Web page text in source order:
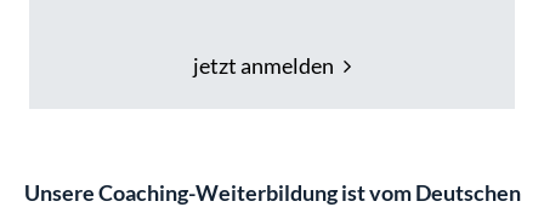
jetzt anmelden
Unsere Coaching-Weiterbildung ist vom Deutschen